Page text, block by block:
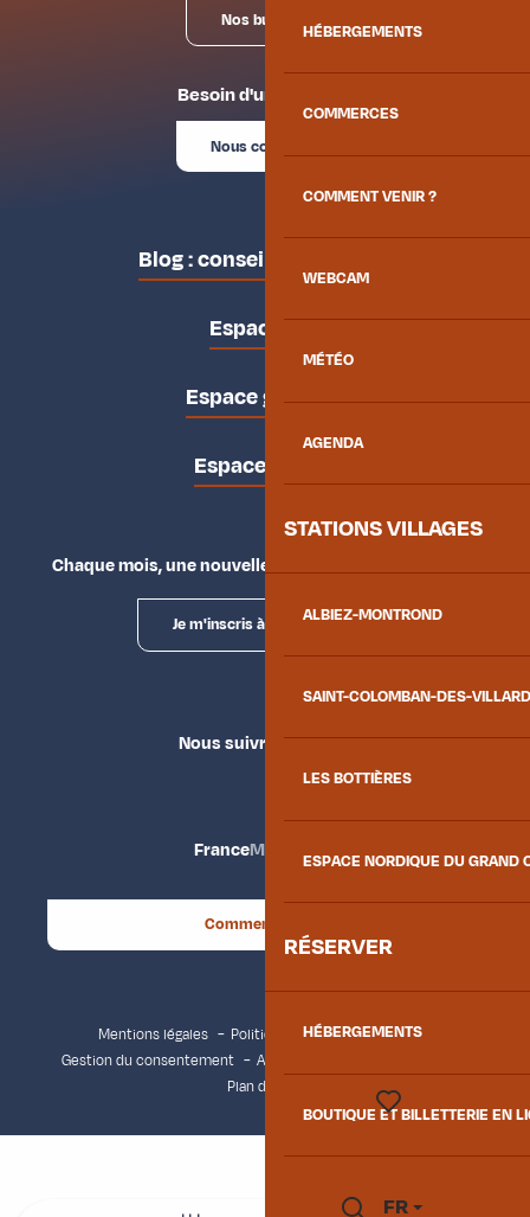
HÉBERGEMENTS
COMMERCES
COMMENT VENIR ?
WEBCAM
MÉTÉO
AGENDA
STATIONS VILLAGES
ALBIEZ-MONTROND
SAINT-COLOMBAN-DES-
LES BOTTIÈRES
ESPACE NORDIQUE DU GRAND
RÉSERVER
HÉBERGEMENTS
BOUTIQUE ET BILLETTERIE EN
FR
Nos bureaux
Besoin d'un conseil ?
Nous contacter
Blog : conseils des locaux
Espace pro
Espace groupes
Espace presse
Chaque mois, une nouvelle façon d'explorer la vallée.
Je m'inscris à la newsletter
Nous suivre
FranceMaurienne
Comment venir ?
Mentions légales
Politique de confidentialité
Gestion du consentement
Accessibilité : non conforme
Plan du site